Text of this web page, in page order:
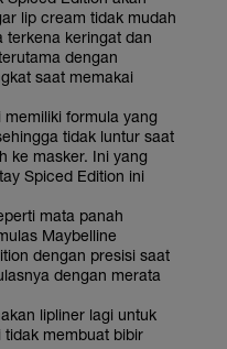
lip cream tidak mudah
terkena keringat dan
dengan
saat memakai
formula yang
tidak luntur saat
ke masker. Ini yang
Spiced Edition ini
mata panah
Maybelline
dengan presisi saat
dengan merata
lipliner lagi untuk
tidak membuat bibir